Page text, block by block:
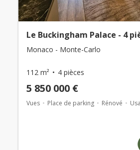
Le Buckingham Palace - 4
Monaco - Monte-Carlo
112 m² 4 pièces
5 850 000 €
Vues Place de parking Rénové